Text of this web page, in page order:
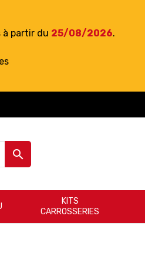
partir du 25/08/2026.

KITS
CARROSSERIES